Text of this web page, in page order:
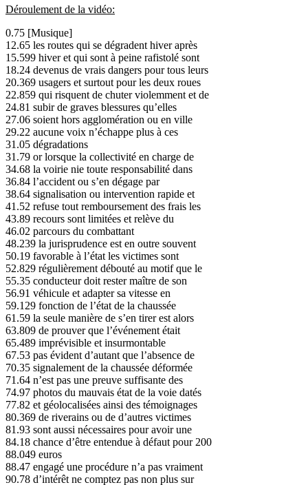
Déroulement de la vidéo:
0.75 [Musique]
12.65 les routes qui se dégradent hiver après
15.599 hiver et qui sont à peine rafistolé sont
18.24 devenus de vrais dangers pour tous leurs
20.369 usagers et surtout pour les deux roues
22.859 qui risquent de chuter violemment et de
24.81 subir de graves blessures qu’elles
27.06 soient hors agglomération ou en ville
29.22 aucune voix n’échappe plus à ces
31.05 dégradations
31.79 or lorsque la collectivité en charge de
34.68 la voirie nie toute responsabilité dans
36.84 l’accident ou s’en dégage par
38.64 signalisation ou intervention rapide et
41.52 refuse tout remboursement des frais les
43.89 recours sont limitées et relève du
46.02 parcours du combattant
48.239 la jurisprudence est en outre souvent
50.19 favorable à l’état les victimes sont
52.829 régulièrement débouté au motif que le
55.35 conducteur doit rester maître de son
56.91 véhicule et adapter sa vitesse en
59.129 fonction de l’état de la chaussée
61.59 la seule manière de s’en tirer est alors
63.809 de prouver que l’événement était
65.489 imprévisible et insurmontable
67.53 pas évident d’autant que l’absence de
70.35 signalement de la chaussée déformée
71.64 n’est pas une preuve suffisante des
74.97 photos du mauvais état de la voie datés
77.82 et géolocalisées ainsi des témoignages
80.369 de riverains ou de d’autres victimes
81.93 sont aussi nécessaires pour avoir une
84.18 chance d’être entendue à défaut pour 200
88.049 euros
88.47 engagé une procédure n’a pas vraiment
90.78 d’intérêt ne comptez pas non plus sur